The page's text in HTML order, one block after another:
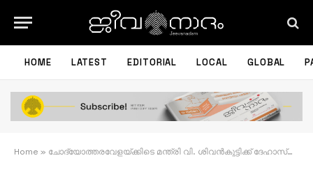
HOME LATEST EDITORIAL LOCAL GLOBAL
Home » ചോദ്യോത്തരവേളയ്ക്കിടെ മന്ത്രി വി. ശിവൻകുട്ടിക്ക് ദേഹാസ്വാസ്‌ഥ്യം